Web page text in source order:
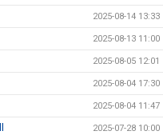
2025-08-14 13:33
2025-08-13 11:00
2025-08-05 12:01
2025-08-04 17:30
2025-08-04 11:47
2025-07-28 10:00